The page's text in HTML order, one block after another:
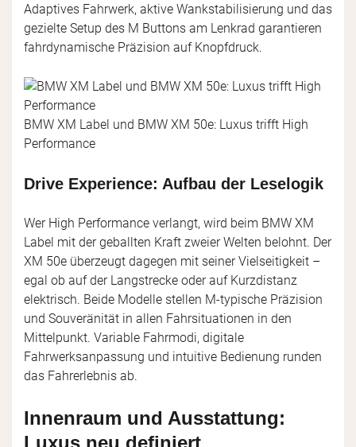
Adaptives Fahrwerk, aktive Wankstabilisierung und das
gezielte Setup des M Buttons am Lenkrad garantieren
fahrdynamische Präzision auf Knopfdruck.
BMW XM Label und BMW XM 50e: Luxus trifft High
Performance
Drive Experience: Aufbau der Leselogik
Wer High Performance verlangt, wird beim BMW XM
Label mit der geballten Kraft zweier Welten belohnt. Der
XM 50e überzeugt dagegen mit seiner Vielseitigkeit –
egal ob auf der Langstrecke oder auf Kurzdistanz
elektrisch. Beide Modelle stellen M-typische Präzision
und Souveränität in allen Fahrsituationen in den
Mittelpunkt. Variable Fahrmodi, digitale
Fahrwerksanpassung und intuitive Bedienung runden
das Fahrerlebnis ab.
Innenraum und Ausstattung:
Luxus neu definiert